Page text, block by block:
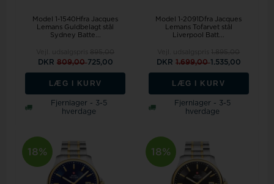
Model 1-1540Hfra Jacques
Lemans Guldbelagt stål
Sydney Batte...
DKR 809,00725,00
LÆG I KURV
Fjernlager - 3-5
hverdage
Model 1-2091Dfra Jacques
Lemans Tofarvet stål
Liverpool Batt...
DKR 1.699,001.535,00
LÆG I KURV
Fjernlager - 3-5
hverdage
18% 18%